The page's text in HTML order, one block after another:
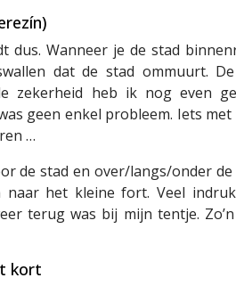
dus. Wanneer je de stad
dat de stad ommuurt.
zekerheid heb ik nog even
geen enkel probleem. Iets
…
de stad en over/langs/onder
het kleine fort. Veel
terug was bij mijn tentje.
kort